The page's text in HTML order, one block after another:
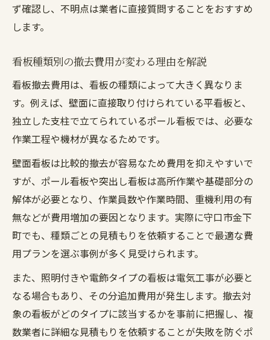
ず確認し、不明点は業者に直接質問することをおすすめ
します。
看板種類別の撤去費用が変わる理由を解説
看板撤去費用は、看板の種類によって大きく異なりま
す。例えば、壁面に直接取り付けられている平看板と、
独立した支柱で立てられているポール看板では、必要な
作業工程や機材が異なるためです。
壁面看板は比較的撤去が容易なため費用を抑えやすいで
すが、ポール看板や突出し看板は高所作業や基礎部分の
解体が必要となり、作業員数や作業時間、重機利用の有
無などが費用増加の要因となります。実際に守口市金下
町でも、種類ごとの見積もりを依頼することで最適な費
用プランを選ぶ事例が多く見受けられます。
また、照明付きや電飾タイプの看板は電気工事が必要と
なる場合もあり、その分追加費用が発生します。撤去対
象の看板がどのタイプに該当するかを事前に把握し、複
数業者に詳細な見積もりを依頼することが失敗を防ぐポ